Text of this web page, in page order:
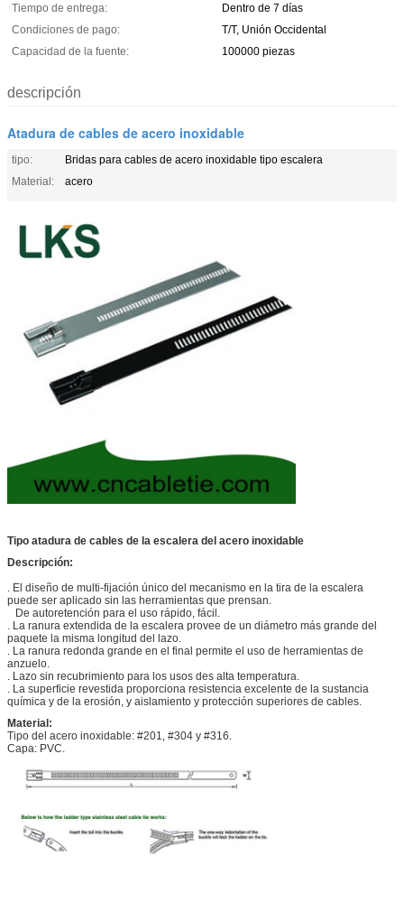
Tiempo de entrega:
Dentro de 7 días
Condiciones de pago:
T/T, Unión Occidental
Capacidad de la fuente:
100000 piezas
descripción
Atadura de cables de acero inoxidable
tipo:
Bridas para cables de acero inoxidable tipo escalera
Material:
acero
Tipo atadura de cables de la escalera del acero inoxidable
Descripción:
. El diseño de multi-fijación único del mecanismo en la tira de la escalera
puede ser aplicado sin las herramientas que prensan.
De autoretención para el uso rápido, fácil.
. La ranura extendida de la escalera provee de un diámetro más grande del
paquete la misma longitud del lazo.
. La ranura redonda grande en el final permite el uso de herramientas de
anzuelo.
. Lazo sin recubrimiento para los usos des alta temperatura.
. La superficie revestida proporciona resistencia excelente de la sustancia
química y de la erosión, y aislamiento y protección superiores de cables.
Material:
Tipo del acero inoxidable: #201, #304 y #316.
Capa: PVC.